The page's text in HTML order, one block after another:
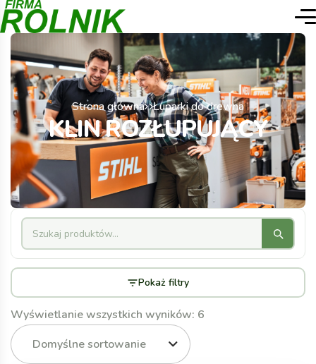
Strona główna Łuparki do drewna
KLIN ROZŁUPUJĄCY
Wyświetlanie wszystkich wyników: 6
Domyślne sortowanie
Pokaż filtry